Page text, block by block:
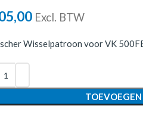
Excl. BTW
Wisselpatroon voor VK